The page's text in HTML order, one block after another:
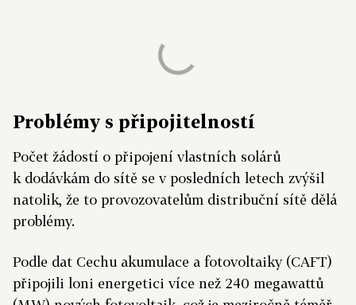
Problémy s připojitelností
Počet žádostí o připojení vlastních solárů
k dodávkám do sítě se v posledních letech zvýšil
natolik, že to provozovatelům distribuční sítě dělá
problémy.
Podle dat Cechu akumulace a fotovoltaiky (CAFT)
připojili loni energetici více než 240 megawattů